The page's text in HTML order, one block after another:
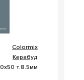
Colormix
Керабуд
т.8.5мм